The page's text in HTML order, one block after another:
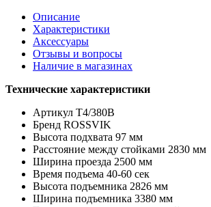
Описание
Характеристики
Аксессуары
Отзывы и вопросы
Наличие в магазинах
Технические характеристики
Артикул T4/380В
Брeнд ROSSVIK
Высота подхвата 97 мм
Расстояние между стойками 2830 мм
Ширина проезда 2500 мм
Время подъема 40-60 сек
Высота подъемника 2826 мм
Ширина подъемника 3380 мм